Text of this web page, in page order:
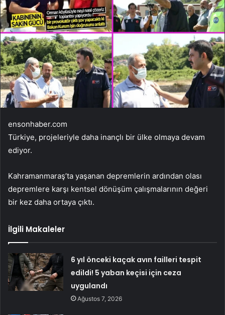
ensonhaber.com
Türkiye, projeleriyle daha inançlı bir ülke olmaya devam
ediyor.
Kahramanmaraş’ta yaşanan depremlerin ardından olası
depremlere karşı kentsel dönüşüm çalışmalarının değeri
bir kez daha ortaya çıktı.
İlgili Makaleler
6 yıl önceki kaçak avın failleri tespit
edildi! 5 yaban keçisi için ceza
uygulandı
Ağustos 7, 2026